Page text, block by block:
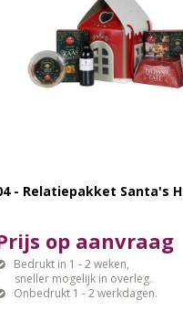
- Relatiepakket Santa's
op aanvraag
Bedrukt in 1 - 2 weken,
sneller mogelijk in overleg.
Onbedrukt 1 - 2 werkdagen.